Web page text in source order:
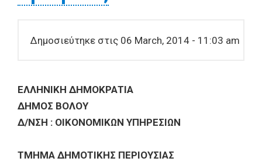
Δημοσιεύτηκε στις 06 March, 2014 - 11:03 am
ΕΛΛΗΝΙΚΗ ΔΗΜΟΚΡΑΤΙΑ
ΔΗΜΟΣ ΒΟΛΟΥ
Δ/ΝΣΗ : ΟΙΚΟΝΟΜΙΚΩΝ ΥΠΗΡΕΣΙΩΝ
ΤΜΗΜΑ ΔΗΜΟΤΙΚΗΣ ΠΕΡΙΟΥΣΙΑΣ